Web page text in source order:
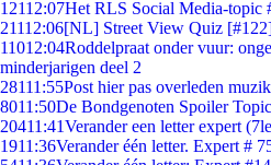
12112:07Het RLS Social Media-topic
21112:06[NL] Street View Quiz
11012:04Roddelpraat onder vuur:
minderjarigen deel 2
28111:55Post hier pas overleden
8011:50De Bondgenoten Spoiler
20411:41Verander een letter expert
1911:36Verander één letter. Expert #